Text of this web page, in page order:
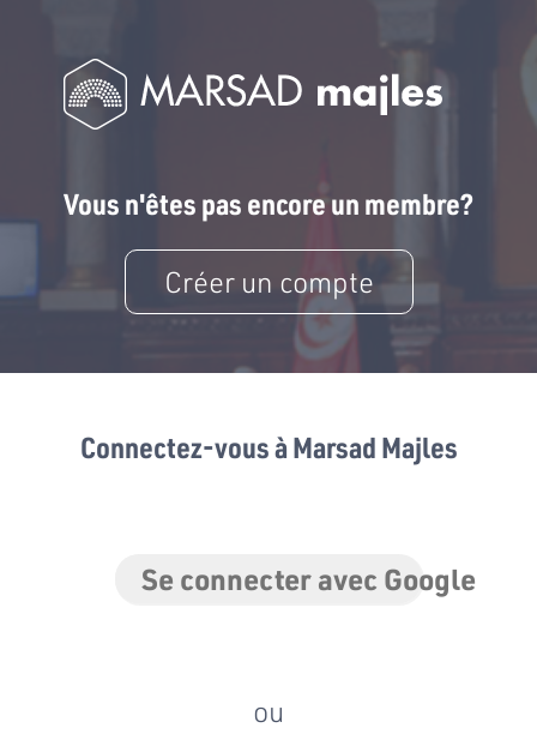
Vous n'êtes pas encore un membre?
Créer un compte
Connectez-vous à Marsad Majles
Se connecter avec Google
ou